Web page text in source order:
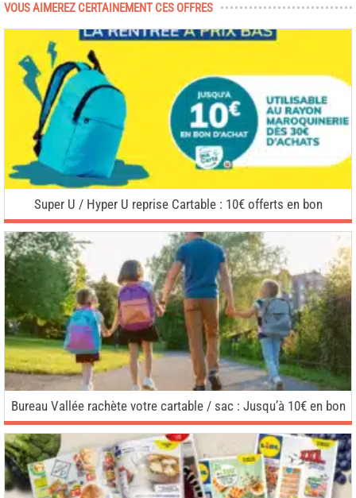
VOUS AIMEREZ CERTAINEMENT CES OFFRES
Super U / Hyper U reprise Cartable : 10€ offerts en bon
Bureau Vallée rachète votre cartable / sac : Jusqu’à 10€ en bon